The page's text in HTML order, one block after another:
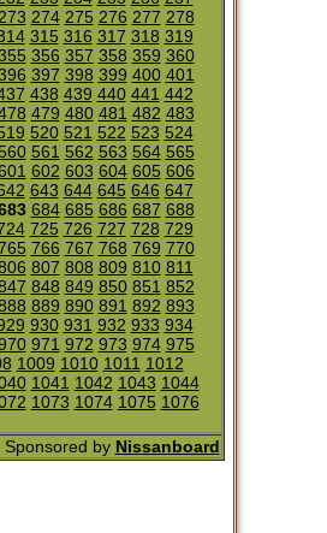
273 274 275 276 277 278
315 316 317 318 319
356 357 358 359 360
397 398 399 400 401
438 439 440 441 442
479 480 481 482 483
520 521 522 523 524
561 562 563 564 565
602 603 604 605 606
643 644 645 646 647
684 685 686 687 688
725 726 727 728 729
766 767 768 769 770
807 808 809 810 811
848 849 850 851 852
889 890 891 892 893
930 931 932 933 934
971 972 973 974 975
1009 1010 1011 1012
1041 1042 1043 1044
1073 1074 1075 1076
by Nissanboard